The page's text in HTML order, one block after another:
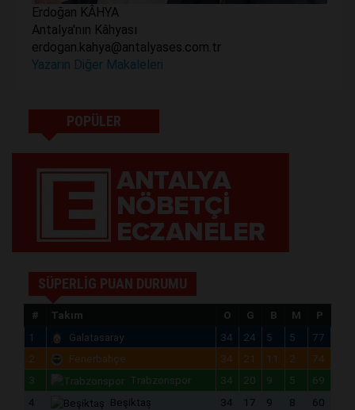
Erdoğan KÂHYA
Antalya'nın Kâhyası
erdogan.kahya@antalyases.com.tr
Yazarın Diğer Makaleleri
POPÜLER
SÜPERLİG PUAN DURUMU
# Takım O G B M
P
1
Galatasaray 34 24 5 5
77
2
Fenerbahçe 34 21 11 2
74
3
Trabzonspor 34 20 9 5
69
4
Beşiktaş 34 17 9 8
60